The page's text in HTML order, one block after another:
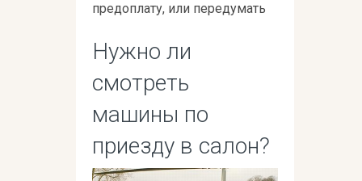
предоплату, или передумать
Нужно ли
смотреть
машины по
приезду в салон?